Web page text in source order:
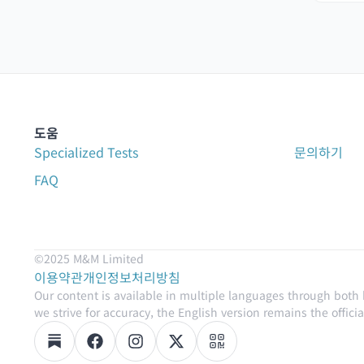
도움
Specialized Tests
문의하기
FAQ
©2025 M&M Limited
이용약관개인정보처리방침
Our content is available in multiple languages through
we strive for accuracy, the English version remains the